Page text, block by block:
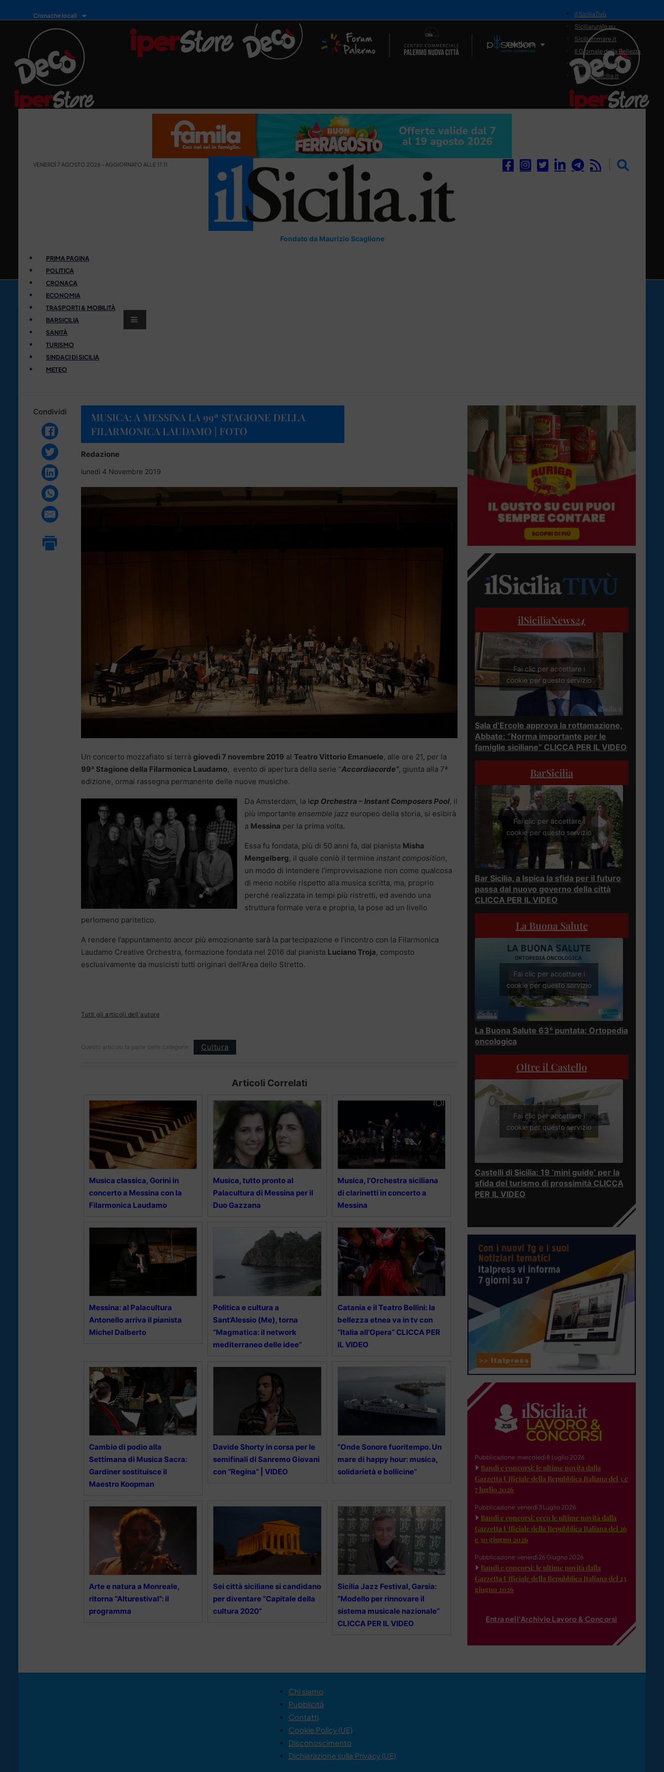
Cronache locali
Il Network
il SiciliaTivù
Siciliarurale.eu
Siciliammare.it
Il Giornale della Bellezza
Siciliamedica.it
Sanitainsicilia.it
VENERDÌ 7 AGOSTO 2026 - AGGIORNATO ALLE 17:11
Fondato da Maurizio Scaglione
PRIMA PAGINA
POLITICA
CRONACA
ECONOMIA
TRASPORTI & MOBILITÀ
BARSICILIA
SANITÀ
TURISMO
SINDACI DI SICILIA
METEO
Condividi
MUSICA: A MESSINA LA 99ª STAGIONE DELLA
FILARMONICA LAUDAMO | FOTO
Redazione
lunedì 4 Novembre 2019
Un concerto mozzafiato si terrà giovedì 7 novembre 2019 al Teatro Vittorio Emanuele, alle ore 21, per la
99ª Stagione della Filarmonica Laudamo, evento di apertura della serie “Accordiacorde”, giunta alla 7ª
edizione, ormai rassegna permanente delle nuove musiche.
Da Amsterdam, la Icp Orchestra – Instant Composers Pool, il
più importante ensemble jazz europeo della storia, si esibirà
a Messina per la prima volta.
Essa fu fondata, più di 50 anni fa, dal pianista Misha
Mengelberg, il quale coniò il termine instant composition,
un modo di intendere l’improvvisazione non come qualcosa
di meno nobile rispetto alla musica scritta, ma, proprio
perché realizzata in tempi più ristretti, ed avendo una
struttura formale vera e propria, la pose ad un livello
perlomeno paritetico.
A rendere l’appuntamento ancor più emozionante sarà la partecipazione e l’incontro con la Filarmonica
Laudamo Creative Orchestra, formazione fondata nel 2016 dal pianista Luciano Troja, composto
esclusivamente da musicisti tutti originari dell’Area dello Stretto.
Tutti gli articoli dell'autore
Questo articolo fa parte delle categorie: Cultura
Articoli Correlati
Musica classica, Gorini in
concerto a Messina con la
Filarmonica Laudamo
Musica, tutto pronto al
Palacultura di Messina per il
Duo Gazzana
Musica, l’Orchestra siciliana
di clarinetti in concerto a
Messina
Messina: al Palacultura
Antonello arriva il pianista
Michel Dalberto
Politica e cultura a
Sant’Alessio (Me), torna
“Magmatica: il network
mediterraneo delle idee”
Catania e il Teatro Bellini: la
bellezza etnea va in tv con
“Italia all’Opera” CLICCA PER
IL VIDEO
Cambio di podio alla
Settimana di Musica Sacra:
Gardiner sostituisce il
Maestro Koopman
Davide Shorty in corsa per le
semifinali di Sanremo Giovani
con “Regina” | VIDEO
“Onde Sonore fuoritempo. Un
mare di happy hour: musica,
solidarietà e bollicine”
Arte e natura a Monreale,
ritorna “Alturestival”: il
programma
Sei città siciliane si candidano
per diventare “Capitale della
cultura 2020”
Sicilia Jazz Festival, Garsia:
“Modello per rinnovare il
sistema musicale nazionale”
CLICCA PER IL VIDEO
ilSiciliaNews24
Fai clic per accettare i
cookie per questo servizio
Sala d’Ercole approva la rottamazione,
Abbate: “Norma importante per le
famiglie siciliane” CLICCA PER IL VIDEO
BarSicilia
Fai clic per accettare i
cookie per questo servizio
Bar Sicilia, a Ispica la sfida per il futuro
passa dal nuovo governo della città
CLICCA PER IL VIDEO
La Buona Salute
Fai clic per accettare i
cookie per questo servizio
La Buona Salute 63° puntata: Ortopedia
oncologica
Oltre il Castello
Fai clic per accettare i
cookie per questo servizio
Castelli di Sicilia: 19 ‘mini guide’ per la
sfida del turismo di prossimità CLICCA
PER IL VIDEO
Pubblicazione: mercoledì 8 Luglio 2026
Bandi e concorsi: le ultime novità dalla
Gazzetta Ufficiale della Repubblica Italiana del 3 e
7 luglio 2026
Pubblicazione: venerdì 3 Luglio 2026
Bandi e concorsi: ecco le ultime novità dalla
Gazzetta Ufficiale della Repubblica Italiana del 26
e 30 giugno 2026
Pubblicazione: venerdì 26 Giugno 2026
Bandi e concorsi: le ultime novità dalla
Gazzetta Ufficiale della Repubblica Italiana del 23
giugno 2026
Entra nell'Archivio Lavoro & Concorsi
Chi siamo
Pubblicità
Contatti
Cookie Policy (UE)
Disconoscimento
Dichiarazione sulla Privacy (UE)